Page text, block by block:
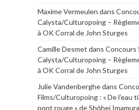
Maxime Vermeulen dans
Calysta/Culturopoing –
à OK Corral de John Sturges
Camille Desmet dans Concours
Calysta/Culturopoing –
à OK Corral de John Sturges
Julie Vandenberghedans
Films/Culturopoing : « De l’eau
pont rouge » de Shōhei Imamura